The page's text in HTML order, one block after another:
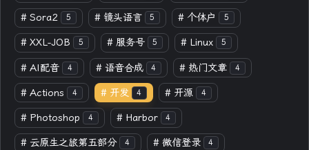
# Sora2 5 # 镜头语言 5 # 个体户 5
# XXL-JOB 5 # 服务号 5 # Linux 5
# AI配音 4 # 语音合成 4 # 热门文章 4
# Actions 4 # 开发 4 # 开源 4
# Photoshop 4 # Harbor 4
# 云原生之旅第五部分 4 # 微信登录 4